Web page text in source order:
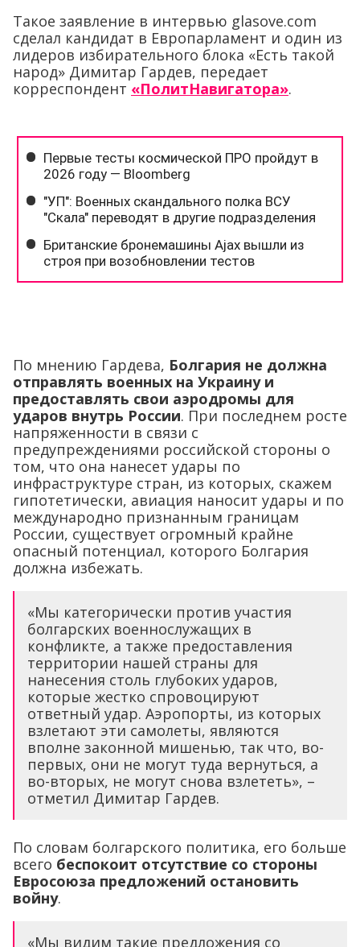
Такое заявление в интервью glasove.com
сделал кандидат в Европарламент и один из
лидеров избирательного блока «Есть такой
народ» Димитар Гардев, передает
корреспондент «ПолитНавигатора».
По мнению Гардева, Болгария не должна
отправлять военных на Украину и
предоставлять свои аэродромы для
ударов внутрь России. При последнем росте
напряженности в связи с
предупреждениями российской стороны о
том, что она нанесет удары по
инфраструктуре стран, из которых, скажем
гипотетически, авиация наносит удары и по
международно признанным границам
России, существует огромный крайне
опасный потенциал, которого Болгария
должна избежать.
«Мы категорически против участия
болгарских военнослужащих в
конфликте, а также предоставления
территории нашей страны для
нанесения столь глубоких ударов,
которые жестко спровоцируют
ответный удар. Аэропорты, из которых
взлетают эти самолеты, являются
вполне законной мишенью, так что, во-
первых, они не могут туда вернуться, а
во-вторых, не могут снова взлететь», –
отметил Димитар Гардев.
По словам болгарского политика, его больше
всего беспокоит отсутствие со стороны
Евросоюза предложений остановить
войну.
«Мы видим такие предложения со